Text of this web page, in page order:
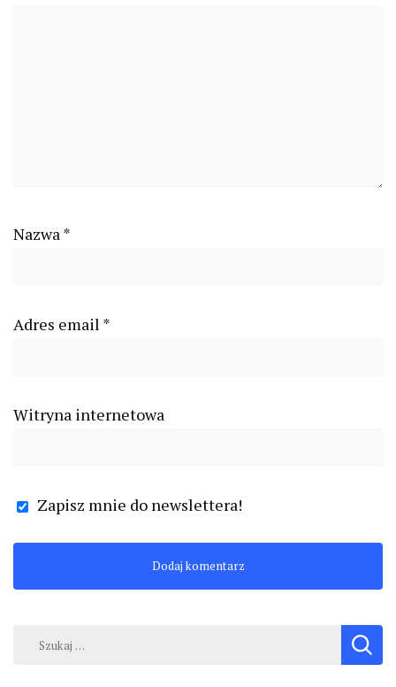
Nazwa*
Adres email *
Witryna internetowa
Zapisz mnie do newslettera!
Szukaj: